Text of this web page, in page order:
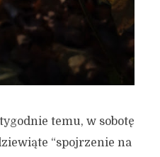
temu, w sobotę
“spojrzenie na